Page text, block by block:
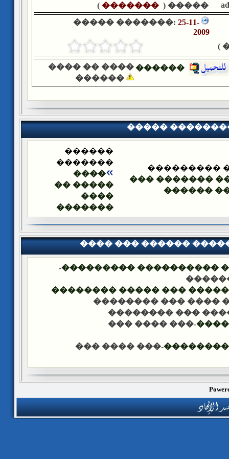
����� (
�������
)
����� �������: 25-11-
2009
���� �� ����
������
������
�����
�����
�����
������
������
�������
����
����� ��
����
�������
���� ��� ������
�������� �� ���
-
���
���� ����� �������� ���
-��� ���� ���
-��� ���� ���
-��� ���� ���
������
-��� ���� ���